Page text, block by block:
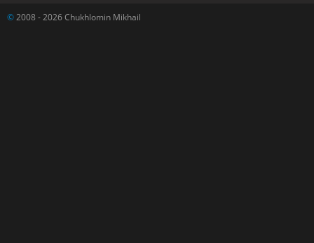
© 2008 - 2026 Chukhlomin Mikhail